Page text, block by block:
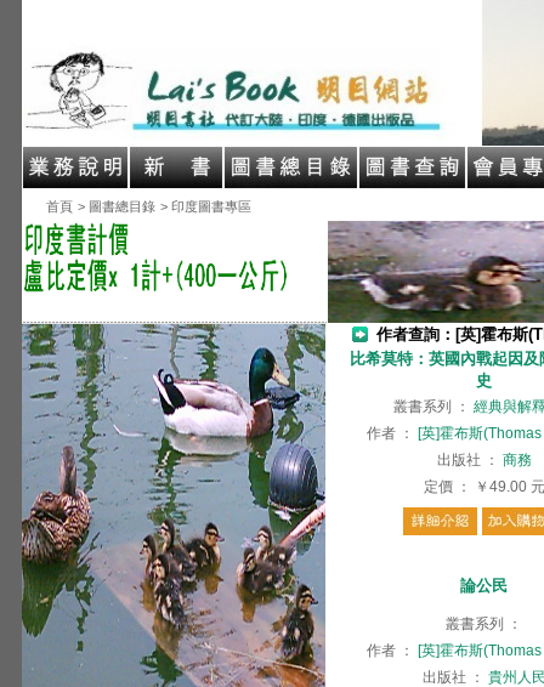
首頁 > 圖書總目錄 > 印度圖書專區
作者查詢：[英]霍布斯
比希莫特：英國內戰起因
史
叢書系列 ： 經典與解
作者 ：
[英]霍布斯
出版社
： 商務
定價 ： ￥49.00 元
論公民
叢書系列
：
作者 ：
[英]霍布斯
出版社
： 貴州人